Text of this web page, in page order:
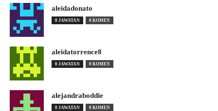
aleidadonato
0 JAWATAN 0 KOMEN
aleidatorrence8
0 JAWATAN 0 KOMEN
alejandraboddie
0 JAWATAN 0 KOMEN